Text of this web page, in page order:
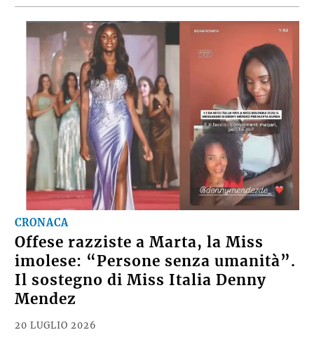
CRONACA
Offese razziste a Marta, la Miss
imolese: “Persone senza umanità”.
Il sostegno di Miss Italia Denny
Mendez
20 LUGLIO 2026